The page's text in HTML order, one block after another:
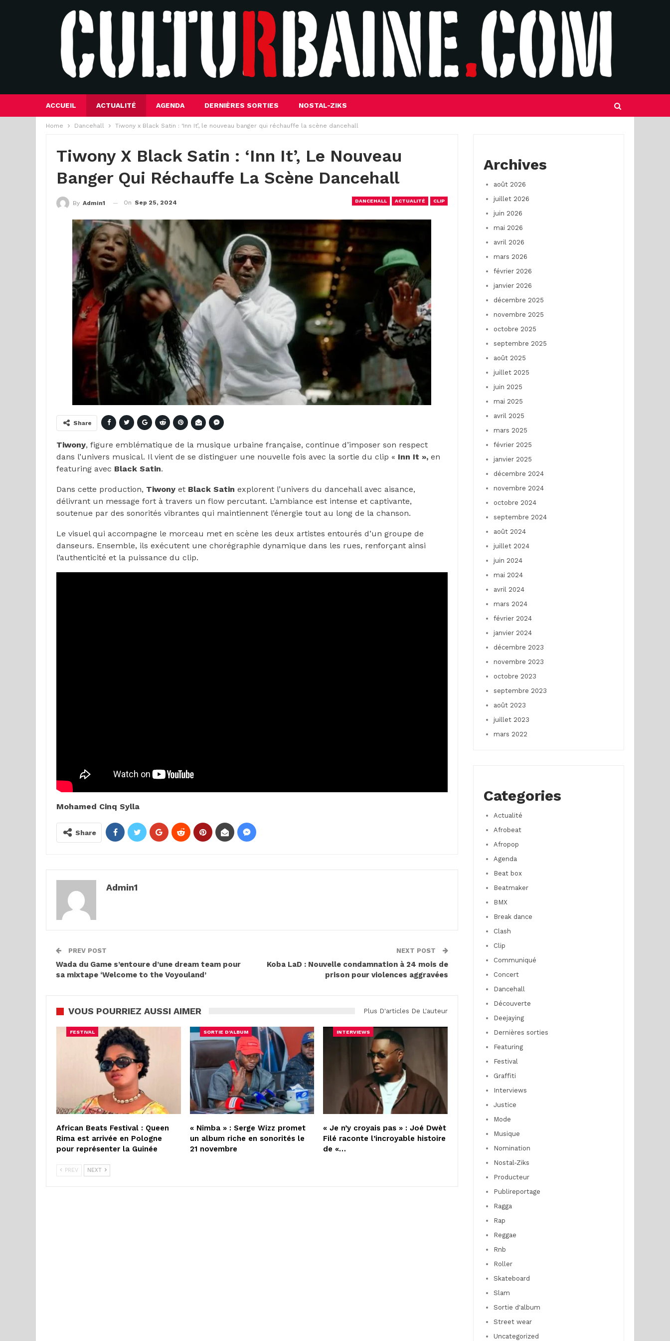
ACCUEIL ACTUALITÉ AGENDA DERNIÈRES SORTIES NOSTAL-ZIKS
Home Dancehall Tiwony x Black Satin : ‘Inn It’, le nouveau banger qui réchauffe la scène dancehall
Tiwony X Black Satin : ‘Inn It’, Le Nouveau
Banger Qui Réchauffe La Scène Dancehall
DANCEHALL ACTUALITÉ CLIP
By Admin1 On Sep 25, 2024
Share
Tiwony, figure emblématique de la musique urbaine française, continue d’imposer son respect
dans l’univers musical. Il vient de se distinguer une nouvelle fois avec la sortie du clip « Inn It », en
featuring avec Black Satin.
Dans cette production, Tiwony et Black Satin explorent l’univers du dancehall avec aisance,
délivrant un message fort à travers un flow percutant. L’ambiance est intense et captivante,
soutenue par des sonorités vibrantes qui maintiennent l’énergie tout au long de la chanson.
Le visuel qui accompagne le morceau met en scène les deux artistes entourés d’un groupe de
danseurs. Ensemble, ils exécutent une chorégraphie dynamique dans les rues, renforçant ainsi
l’authenticité et la puissance du clip.
Mohamed Cinq Sylla
Share
Admin1
PREV POST
Wada du Game s’entoure d’une dream team pour
sa mixtape ‘Welcome to the Voyouland’
NEXT POST
Koba LaD : Nouvelle condamnation à 24 mois de
prison pour violences aggravées
VOUS POURRIEZ AUSSI AIMER Plus D'articles De L'auteur
FESTIVAL
African Beats Festival : Queen
Rima est arrivée en Pologne
pour représenter la Guinée
SORTIE D'ALBUM
« Nimba » : Serge Wizz promet
un album riche en sonorités le
21 novembre
INTERVIEWS
« Je n’y croyais pas » : Joé Dwèt
Filé raconte l’incroyable histoire
de «…
PREV NEXT
Archives
août 2026
juillet 2026
juin 2026
mai 2026
avril 2026
mars 2026
février 2026
janvier 2026
décembre 2025
novembre 2025
octobre 2025
septembre 2025
août 2025
juillet 2025
juin 2025
mai 2025
avril 2025
mars 2025
février 2025
janvier 2025
décembre 2024
novembre 2024
octobre 2024
septembre 2024
août 2024
juillet 2024
juin 2024
mai 2024
avril 2024
mars 2024
février 2024
janvier 2024
décembre 2023
novembre 2023
octobre 2023
septembre 2023
août 2023
juillet 2023
mars 2022
Categories
Actualité
Afrobeat
Afropop
Agenda
Beat box
Beatmaker
BMX
Break dance
Clash
Clip
Communiqué
Concert
Dancehall
Découverte
Deejaying
Dernières sorties
Featuring
Festival
Graffiti
Interviews
Justice
Mode
Musique
Nomination
Nostal-Ziks
Producteur
Publireportage
Ragga
Rap
Reggae
Rnb
Roller
Skateboard
Slam
Sortie d'album
Street wear
Uncategorized